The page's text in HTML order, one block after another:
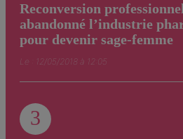
Reconversion
abandonné l’industrie
pour devenir sage-femme
Le : 12/05/2018 à 12:05
3